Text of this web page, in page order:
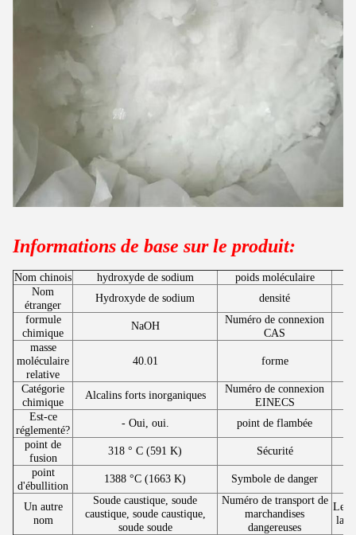
Informations de base sur le produit:
Nom chinois hydroxyde de sodium
poids moléculaire
Nom
étranger
Hydroxyde de sodium
densité
formule
chimique
NaOH
Numéro de connexion
CAS
masse
moléculaire
relative
40.01 forme
Catégorie
chimique
Alcalins forts inorganiques
Numéro de connexion
EINECS
Est-ce
réglementé?
- Oui, oui.
point de flambée
point de
fusion
318 ° C (591 K)
Sécurité
point
d'ébullition
1388 °C (1663 K) Symbole de danger
Un autre
nom
Soude caustique, soude
caustique, soude caustique,
soude soude
Numéro de transport de
marchandises
dangereuses
Les
la